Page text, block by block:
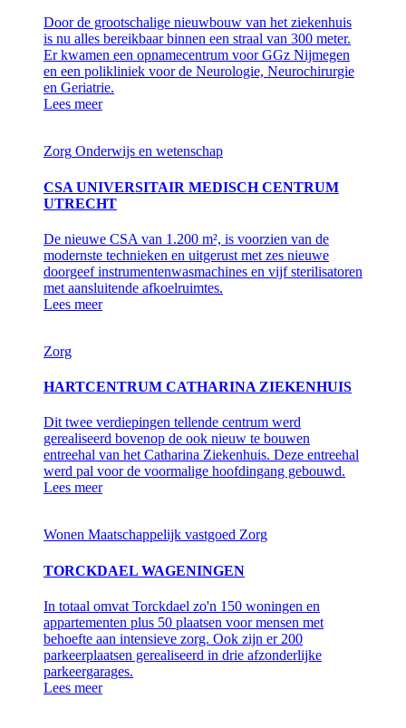
Door de grootschalige nieuwbouw van het ziekenhuis
is nu alles bereikbaar binnen een straal van 300 meter.
Er kwamen een opnamecentrum voor GGz Nijmegen
en een polikliniek voor de Neurologie, Neurochirurgie
en Geriatrie.
Lees meer
Zorg Onderwijs en wetenschap
CSA UNIVERSITAIR MEDISCH CENTRUM
UTRECHT
De nieuwe CSA van 1.200 m², is voorzien van de
modernste technieken en uitgerust met zes nieuwe
doorgeef instrumentenwasmachines en vijf sterilisatoren
met aansluitende afkoelruimtes.
Lees meer
Zorg
HARTCENTRUM CATHARINA ZIEKENHUIS
Dit twee verdiepingen tellende centrum werd
gerealiseerd bovenop de ook nieuw te bouwen
entreehal van het Catharina Ziekenhuis. Deze entreehal
werd pal voor de voormalige hoofdingang gebouwd.
Lees meer
Wonen Maatschappelijk vastgoed Zorg
TORCKDAEL WAGENINGEN
In totaal omvat Torckdael zo'n 150 woningen en
appartementen plus 50 plaatsen voor mensen met
behoefte aan intensieve zorg. Ook zijn er 200
parkeerplaatsen gerealiseerd in drie afzonderlijke
parkeergarages.
Lees meer